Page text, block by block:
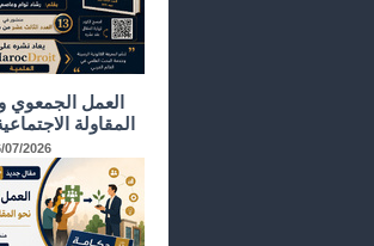
العمل الجمعوي
المقاولة
07/2026